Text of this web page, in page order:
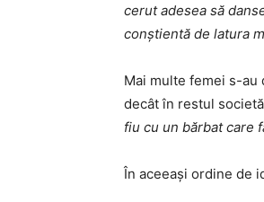
cerut adesea să
conștientă de latura
Mai multe femei s-au
decât în restul
fiu cu un bărbat care
În aceeași ordine de